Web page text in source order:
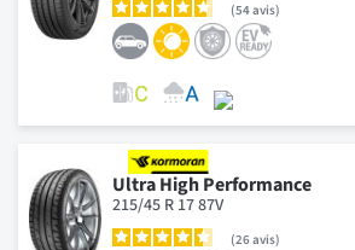
54avis
Ultra High Performance
215/45 R 17 87V
26avis